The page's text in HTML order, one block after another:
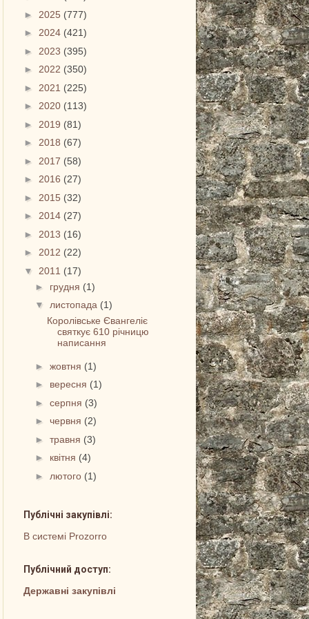
► 2025 (777)
► 2024 (421)
► 2023 (395)
► 2022 (350)
► 2021 (225)
► 2020 (113)
► 2019 (81)
► 2018 (67)
► 2017 (58)
► 2016 (27)
► 2015 (32)
► 2014 (27)
► 2013 (16)
► 2012 (22)
▼ 2011 (17)
► грудня (1)
▼листопада (1)
Королівське Євангеліє
святкує 610 річницю
написання
►жовтня (1)
► вересня (1)
►серпня (3)
►червня (2)
►травня (3)
► квітня (4)
► лютого (1)
Публічні закупівлі:
В системі Prozorro
Публічний доступ:
Державні закупівлі